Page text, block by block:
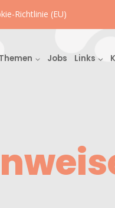
Richtlinie (EU)
Themen Jobs Links